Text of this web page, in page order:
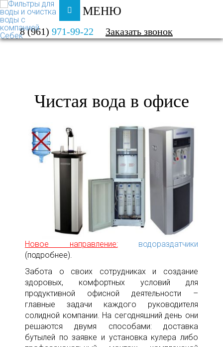
МЕНЮ
8 (961) 971-99-22 Заказать звонок
ФИЛЬТРЫ ДЛЯ ВОДЫ И ОЧИСТКА ВОДЫ
КАТАЛОГ
ДЛЯ ОФИСА
Чистая вода в офисе
Новое направление:
водораздатчики
(подробнее).
Забота о своих сотрудниках и создание
здоровых, комфортных условий для
продуктивной офисной деятельности –
главные задачи каждого руководителя
солидной компании. На сегодняшний день они
решаются двумя способами: доставка
бутылей по заявке и установка кулера либо